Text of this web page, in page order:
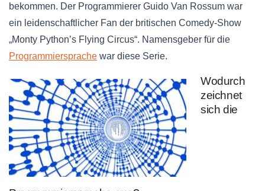
bekommen. Der Programmierer Guido Van Rossum war
ein leidenschaftlicher Fan der britischen Comedy-Show
„Monty Python’s Flying Circus“. Namensgeber für die
Programmiersprache war diese Serie.
Wodurch
zeichnet
sich die